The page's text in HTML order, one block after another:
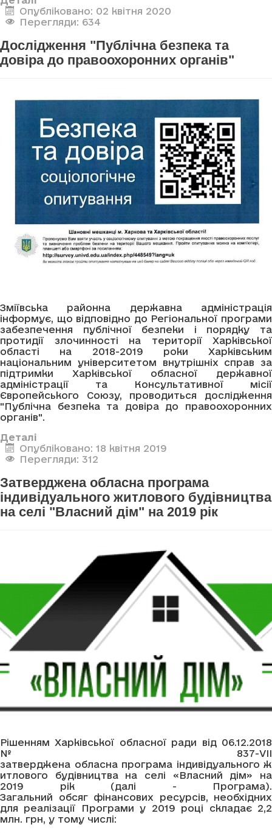
Опубліковано: 02 квітня 2020
Перегляди: 634
Дослідження "Публічна безпека та
довіра до правоохоронних органів"
Зміївська районна державна адміністрація
інформує, що відповідно до Регіональної програми
забезпечення публічної безпеки і порядку та
протидії злочинності на території Харківської
області на 2018-2019 роки Харківським
національним університетом внутрішніх справ за
підтримки Харківської обласної державної
адміністрації та Консультативної місії
Європейського Союзу, проводиться дослідження
"Публічна безпека та довіра до правоохоронних
органів".
Деталі
Опубліковано: 18 квітня 2019
Перегляди: 312
Затверджена обласна програма
індивідуального житлового будівництва
на селі "Власний дім" на 2019 рік
Рішенням Харківської обласної ради від 06.12.2018
№ 837-VIІ
затверджена обласна програма індивідуального ж
итлового будівництва на селі «Власний дім» на
2019 рік (далі - Програма).
Загальний обсяг фінансових ресурсів, необхідних
для реалізації Програми у 2019 році складає 2,2
млн. грн, у тому числі: